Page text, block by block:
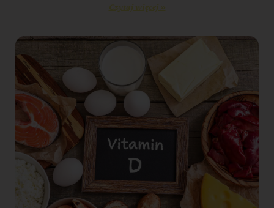
Czytaj więcej »